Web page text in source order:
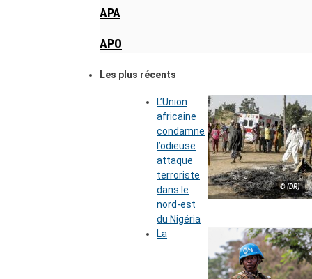
APA
APO
Les plus récents
© (DR)
L’Union
africaine
condamne
l’odieuse
attaque
terroriste
dans le
nord-est
du Nigéria
La